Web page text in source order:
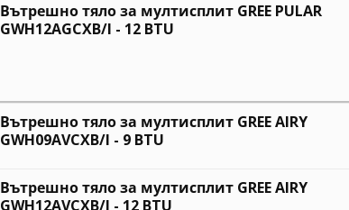
Вътрешно тяло за мултисплит GREE PULAR
GWH12AGCXB/I - 12 BTU
Вътрешно тяло за мултисплит GREE AIRY
GWH09AVCXB/I - 9 BTU
Вътрешно тяло за мултисплит GREE AIRY
GWH12AVCXB/I - 12 BTU